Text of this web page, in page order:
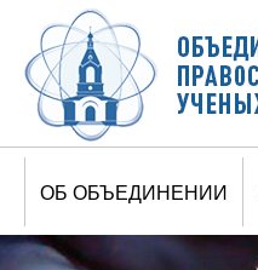
ОБ ОБЪЕДИНЕНИИ